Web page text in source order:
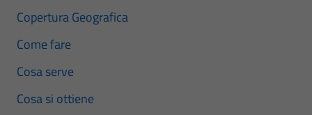
Copertura Geografica
Come fare
Cosa serve
Cosa si ottiene